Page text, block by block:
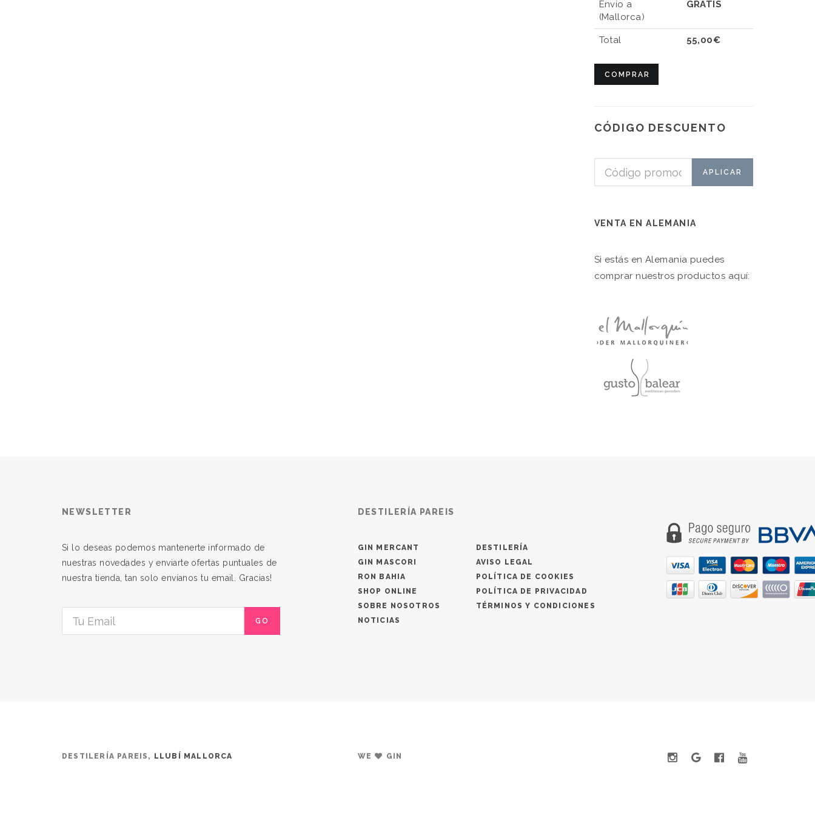
Envío a
(Mallorca)
GRATIS
Total 55,00€
COMPRAR
CÓDIGO DESCUENTO
VENTA EN ALEMANIA
Si estás en Alemania puedes
comprar nuestros productos aquí:
NEWSLETTER
Si lo deseas podemos mantenerte informado de
nuestras novedades y enviarte ofertas puntuales de
nuestra tienda, tan solo envíanos tu email. Gracias!
GO
DESTILERÍA PAREIS
GIN MERCANT
GIN MASCORI
RON BAHIA
SHOP ONLINE
SOBRE NOSOTROS
NOTICIAS
DESTILERÍA
AVISO LEGAL
POLÍTICA DE COOKIES
POLÍTICA DE PRIVACIDAD
TÉRMINOS Y CONDICIONES
DESTILERÍA PAREIS, LLUBÍ MALLORCA WE GIN